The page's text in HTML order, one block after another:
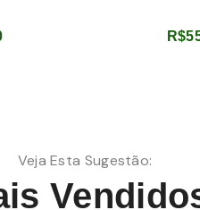
Veja Esta Sugestão: